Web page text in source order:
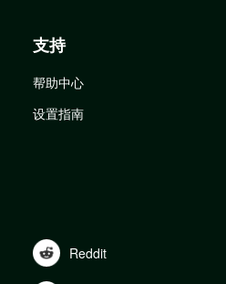
支持
帮助中心
设置指南
Reddit